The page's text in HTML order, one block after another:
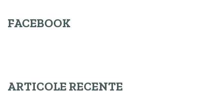
FACEBOOK
ARTICOLE RECENTE